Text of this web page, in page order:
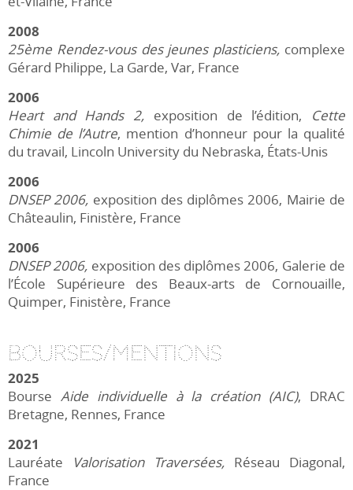
2008
25ème Rendez-vous des jeunes plasticiens, complexe
Gérard Philippe, La Garde, Var, France
2006
Heart and Hands 2, exposition de l’édition, Cette
Chimie de l’Autre, mention d’honneur pour la qualité
du travail, Lincoln University du Nebraska, États-Unis
2006
DNSEP 2006, exposition des diplômes 2006, Mairie de
Châteaulin, Finistère, France
2006
DNSEP 2006, exposition des diplômes 2006, Galerie de
l’École Supérieure des Beaux-arts de Cornouaille,
Quimper, Finistère, France
Bourses/Mentions
2025
Bourse Aide individuelle à la création (AIC), DRAC
Bretagne, Rennes, France
2021
Lauréate Valorisation Traversées, Réseau Diagonal,
France